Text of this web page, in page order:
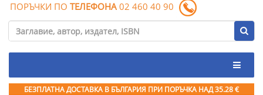
ПОРЪЧКИ ПО ТЕЛЕФОНА 02 460 40 90
БЕЗПЛАТНА ДОСТАВКА В БЪЛГАРИЯ ПРИ ПОРЪЧКА НАД 35.28 €